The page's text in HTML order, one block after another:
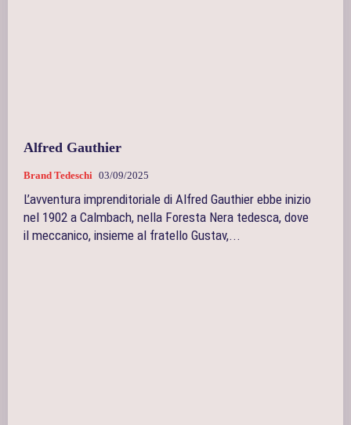
Alfred Gauthier
Brand Tedeschi 03/09/2025
L’avventura imprenditoriale di Alfred Gauthier ebbe inizio
nel 1902 a Calmbach, nella Foresta Nera tedesca, dove
il meccanico, insieme al fratello Gustav,...